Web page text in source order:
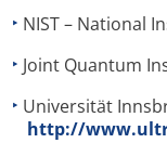
NIST – National
Joint Quantum
Universität
http://